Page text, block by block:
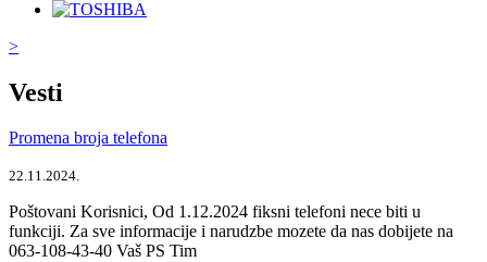
>
Vesti
Promena broja telefona
22.11.2024.
Poštovani Korisnici, Od 1.12.2024 fiksni telefoni nece biti u
funkciji. Za sve informacije i narudzbe mozete da nas dobijete na
063-108-43-40 Vaš PS Tim